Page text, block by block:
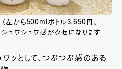
左から500mlボトル3,650円、
ュワシュワ感がクセになります
ッとして、つぶつぶ感のある